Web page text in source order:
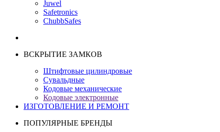
Juwel
Safetronics
ChubbSafes
ВСКРЫТИЕ ЗАМКОВ
Штифтовые цилиндровые
Сувальдные
Кодовые механические
Кодовые электронные
ИЗГОТОВЛЕНИЕ И РЕМОНТ
ПОПУЛЯРНЫЕ БРЕНДЫ